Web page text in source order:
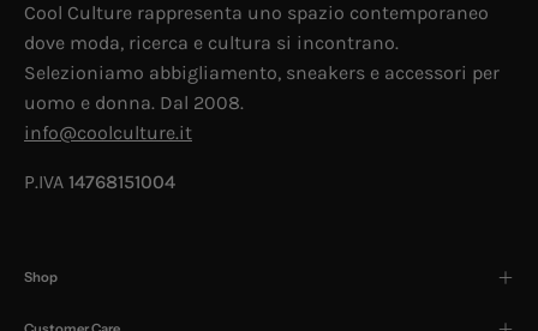
Cool Culture rappresenta uno spazio contemporaneo
dove moda, ricerca e cultura si incontrano.
Selezioniamo abbigliamento, sneakers e accessori per
uomo e donna. Dal 2008.
info@coolculture.it
P.IVA 14768151004
Shop